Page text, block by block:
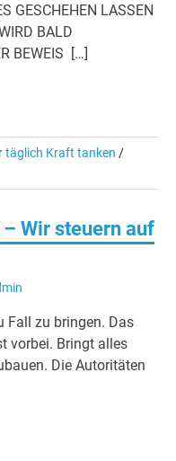
GESCHEHEN LASSEN
BALD
BEWEIS […]
täglich Kraft tanken /
Wir steuern auf
Fall zu bringen. Das
vorbei. Bringt alles
Die Autoritäten